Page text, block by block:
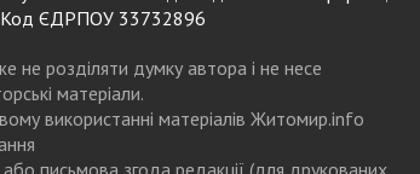
Код ЄДРПОУ 33732896
не розділяти думку автора і не несе
матеріали.
використанні матеріалів Житомир.info
або письмова згода редакції (для друкованих